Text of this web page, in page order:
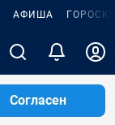
АФИША
Согласен